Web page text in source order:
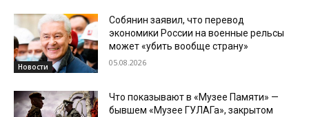
Новости
Собянин заявил, что перевод
экономики России на военные рельсы
может «убить вообще страну»
05.08.2026
Что показывают в «Музее Памяти» —
бывшем «Музее ГУЛАГа», закрытом